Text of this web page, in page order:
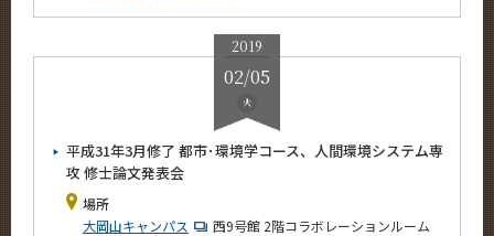
2019
02/05
火
平成31年3月修了 都市･環境学コース、人間環境システム専
攻 修士論文発表会
場所
大岡山キャンパス
西9号館 2階コラボレーションルーム
2026年
2022年
2021年
2020年